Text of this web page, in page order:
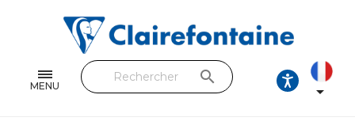
MENU
Feuilles & Copies
Beaux-arts & Dessin
search
